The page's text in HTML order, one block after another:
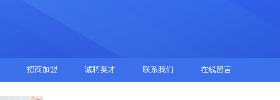
招商加盟 诚聘英才 联系我们 在线留言